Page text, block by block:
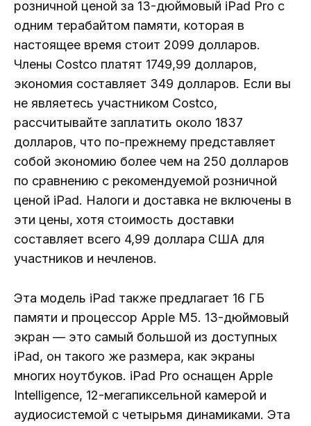
розничной ценой за 13-дюймовый iPad Pro с
одним терабайтом памяти, которая в
настоящее время стоит 2099 долларов.
Члены Costco платят 1749,99 долларов,
экономия составляет 349 долларов. Если вы
не являетесь участником Costco,
рассчитывайте заплатить около 1837
долларов, что по-прежнему представляет
собой экономию более чем на 250 долларов
по сравнению с рекомендуемой розничной
ценой iPad. Налоги и доставка не включены в
эти цены, хотя стоимость доставки
составляет всего 4,99 доллара США для
участников и нечленов.
Эта модель iPad также предлагает 16 ГБ
памяти и процессор Apple M5. 13-дюймовый
экран — это самый большой из доступных
iPad, он такого же размера, как экраны
многих ноутбуков. iPad Pro оснащен Apple
Intelligence, 12-мегапиксельной камерой и
аудиосистемой с четырьмя динамиками. Эта